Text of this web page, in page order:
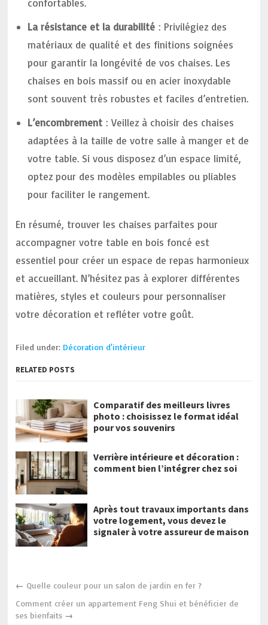
confortables.
La résistance et la durabilité : Privilégiez des
matériaux de qualité et des finitions soignées
pour garantir la longévité de vos chaises. Les
chaises en bois massif ou en acier inoxydable
sont souvent très robustes et faciles d’entretien.
L’encombrement : Veillez à choisir des chaises
adaptées à la taille de votre salle à manger et de
votre table. Si vous disposez d’un espace limité,
optez pour des modèles empilables ou pliables
pour faciliter le rangement.
En résumé, trouver les chaises parfaites pour
accompagner votre table en bois foncé est
essentiel pour créer un espace de repas harmonieux
et accueillant. N’hésitez pas à explorer différentes
matières, styles et couleurs pour personnaliser
votre décoration et refléter votre goût.
Filed under: Décoration d'intérieur
RELATED POSTS
Comparatif des meilleurs livres
photo : choisissez le format idéal
pour vos souvenirs
Verrière intérieure et décoration :
comment bien l’intégrer chez soi
Après tout travaux importants dans
votre logement, vous devez le
signaler à votre assureur de maison
← Quelle couleur pour un salon de jardin en fer ?
Comment créer un appartement Feng Shui et bénéficier de
ses bienfaits →